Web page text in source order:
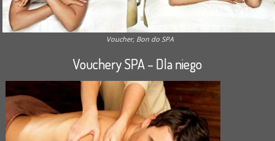
Voucher, Bon do SPA
Vouchery SPA – Dla niego